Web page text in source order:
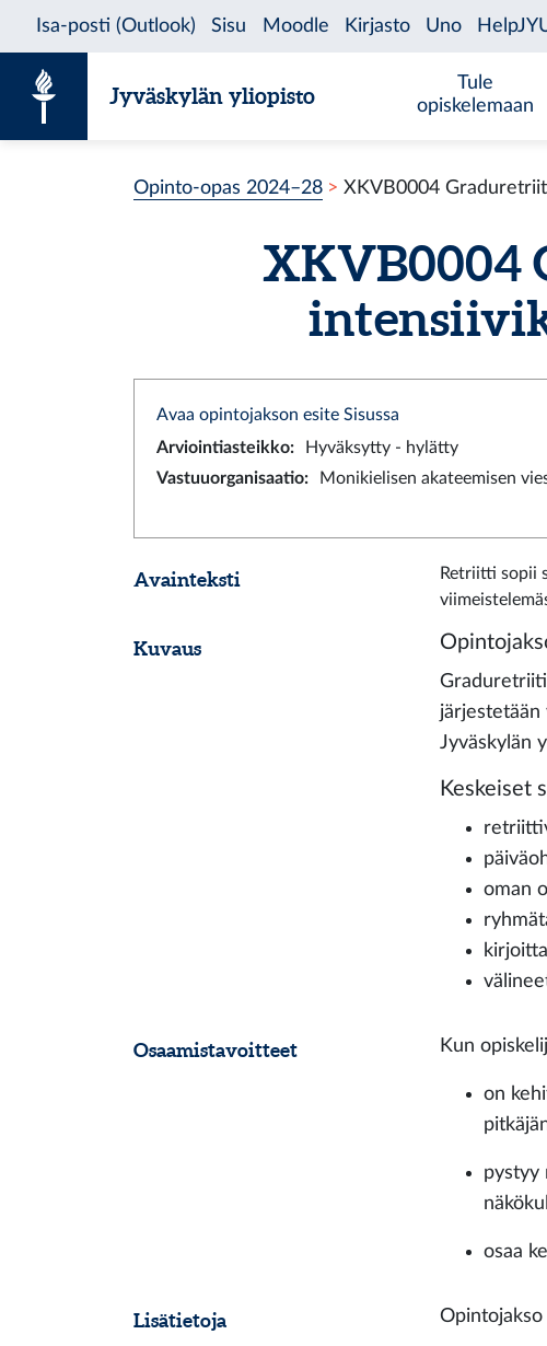
Jyväskylän yliopisto
Tule
opiskelemaan
Opinto-opas 2024–28 XKVB0004
XKVB0004
Avaa opintojakson esite Sisussa
Arviointiasteikko: Hyväksytty - hylätty
Vastuuorganisaatio: Monikielisen akateemisen
Avainteksti
Retriitti sopii
Kuvaus
järjestetään
Jyväskylän
Keskeiset
oman
Osaamistavoitteet Kun
on
pystyy
osaa
Lisätietoja